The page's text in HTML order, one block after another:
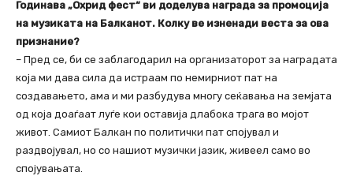
Годинава „Охрид фест“ ви доделува награда за промоција
на музиката на Балканот. Колку ве изненади веста за ова
признание?
– Пред се, би се заблагодарил на организаторот за наградата
која ми дава сила да истраам по немирниот пат на
создавањето, ама и ми разбудува многу сеќавања на земјата
од која доаѓаат луѓе кои оставија длабока трага во мојот
живот. Самиот Балкан по политички пат спојувал и
раздвојувал, но со нашиот музички јазик, живеел само во
спојувањата.